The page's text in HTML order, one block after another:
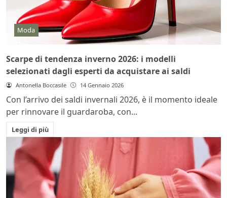
Moda
Scarpe di tendenza inverno 2026: i modelli
selezionati dagli esperti da acquistare ai saldi
Antonella Boccasile 14 Gennaio 2026
Con l’arrivo dei saldi invernali 2026, è il momento ideale
per rinnovare il guardaroba, con...
Leggi di più